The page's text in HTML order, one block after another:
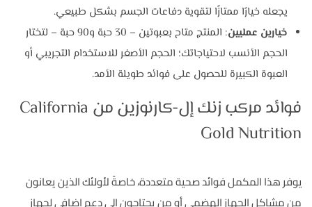
يجعله خيارًا ممتازًا لتقوية دفاعات الجسم بشكل طبيعي.
خيارين عمليين
: المنتج متاح بعبوتين – 30 حبة و90 حبة – لتختار
الحجم الأنسب لاحتياجاتك؛ الحجم الأصغر للاستخدام التجريبي أو
العبوة الكبيرة للحصول على فوائد طويلة الأمد.
فوائد مركب زنك إل-كارنوزين من California
Gold Nutrition
يوفر هذا المكمل فوائد صحية متعددة، خاصةً لأولئك الذين يعانون
من مشاكل الجهاز الهضمي أو من يحتاجون إلى دعم إضافي لجهاز